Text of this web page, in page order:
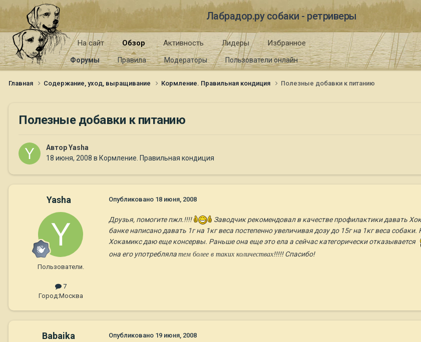
Лабрадор.ру собаки - ретриверы
На сайт Обзор
Форумы Правила Модераторы Пользователи онлайн
Активность Лидеры Избранное
Главная Содержание, уход, выращивание Кормление. Правильная кондиция Полезные добавки к питанию
Полезные добавки к питанию
АвторYasha
18 июня, 2008 в Кормление. Правильная кондиция
Yasha
Пользователи.
7
Город:Москва
Опубликовано 18 июня, 2008
Друзья, помогите пжл.!!!!
Заводчик рекомендовал в качестве профилактики давать
банке написано давать 1г на 1кг веса постепенно увеличивая дозу до 15г на 1кг веса
Хокамикс даю еще консервы. Раньше она еще это ела а сейчас категорически отказывается
она его употребляла тем более в таких количествах!!!!! Спасибо!
Babaika Опубликовано 19 июня, 2008